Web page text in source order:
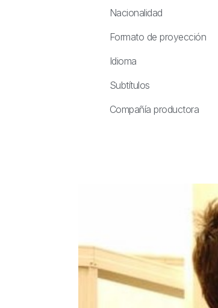
Nacionalidad
Formato de proyección
Idioma
Subtítulos
Compañía productora